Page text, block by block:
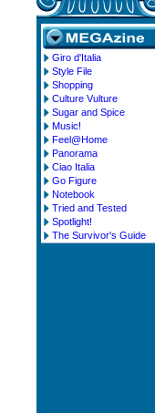
megazine
Giro d'Italia
Style File
Shopping
Culture Vulture
Sugar and Spice
Music!
Feel@Home
Panorama
Ciao Italia
Go Figure
Notebook
Tried and Tested
Spotlight!
The Survivor's Guide